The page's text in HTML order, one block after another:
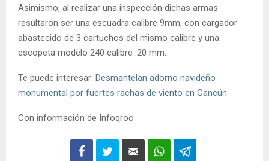
Asimismo, al realizar una inspección dichas armas
resultaron ser una escuadra calibre 9mm, con cargador
abastecido de 3 cartuchos del mismo calibre y una
escopeta modelo 240 calibre .20 mm.
Te puede interesar: Desmantelan adorno navideño
monumental por fuertes rachas de viento en Cancún
Con información de Infoqroo